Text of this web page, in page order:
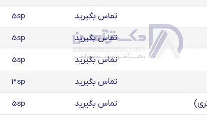
تماس بگیرید 5sp
تماس بگیرید 5sp
تماس بگیرید 5sp
تماس بگیرید 3sp
تماس بگیرید 5sp